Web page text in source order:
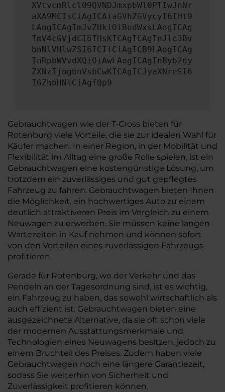
XVtvcmRlcl09QVNDJmxpbWl0PTIwJnNr
aXA9MCIsCiAgICAiaGVhZGVycyI6IHt9
LAogICAgImJvZHkiOiBudWxsLAogICAg
ImV4cGVjdCI6IHsKICAgICAgInJlc3Bv
bnNlVHlwZSI6ICIiCiAgICB9LAogICAg
InRpbWVvdXQiOiAwLAogICAgInByb2dy
ZXNzIjogbnVsbCwKICAgICJyaXNreSI6
IGZhbHNlCiAgfQp9
Gebrauchtwagen wie der T-Cross bieten für
Rotenburg viele Vorteile, die sie zur idealen Wahl für
Käufer machen. In einer Region, in der Mobilität und
Flexibilität im Alltag eine große Rolle spielen, ist ein
Gebrauchtwagen eine kostengünstige Lösung, um
trotzdem ein zuverlässiges und gut gepflegtes
Fahrzeug zu fahren. Gebrauchtwagen bieten Ihnen
die Möglichkeit, ein hochwertiges Auto zu einem
deutlich attraktiveren Preis im Vergleich zu einem
Neuwagen zu erwerben. Sie müssen keine langen
Wartezeiten in Kauf nehmen und können sofort
von den Vorteilen eines zuverlässigen Fahrzeugs
profitieren.
Gerade für Rotenburg, wo der Verkehr und das
Pendeln an der Tagesordnung sind, ist es wichtig,
ein Fahrzeug zu haben, das sowohl wirtschaftlich als
auch effizient ist. Gebrauchtwagen bieten eine
ausgezeichnete Alternative, da sie oft schon viele
der modernen Ausstattungsmerkmale und
Technologien eines Neuwagens besitzen, jedoch zu
einem Bruchteil des Preises. Zudem haben viele
Gebrauchtwagen noch eine längere Garantiezeit,
sodass Sie weiterhin von Sicherheit und
Zuverlässigkeit profitieren können.